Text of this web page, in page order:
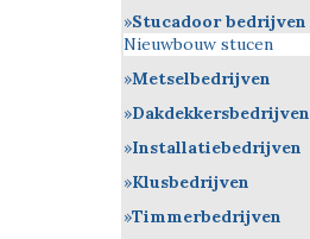
Stucadoor bedrijven
Nieuwbouw stucen
Metselbedrijven
Dakdekkersbedrijven
Installatiebedrijven
Klusbedrijven
Timmerbedrijven